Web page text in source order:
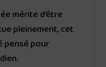
mérite d’être
pleinement, cet
pensé pour